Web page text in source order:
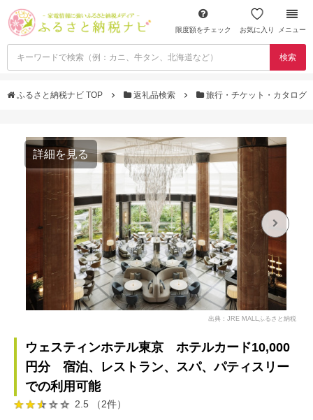
限度額をチェック お気に入り メニュー
検索
ふるさと納税ナビ TOP 返礼品検索 旅行・チケット・カタログ
詳細を見る
出典：JRE MALLふるさと納税
ウェスティンホテル東京 ホテルカード10,000
円分 宿泊、レストラン、スパ、パティスリー
での利用可能
2.5 （2件）